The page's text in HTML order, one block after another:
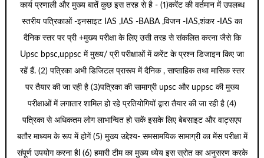
कार्य प्रणाली और मुख्य बातें कुछ इस तरह से है - (1)करेंट की वर्तमान में उपलब्ध
स्तरीय पत्रिकाओं -इनसाइट IAS ,IAS -BABA ,विजन -IAS,शंकर -IAS का
दैनिक स्तर पर प्री +मुख्य परीक्षा के लिए उसी तरह से संकलित करना जैसे कि
Upsc bpsc,uppsc में मुख्य/ प्री परीक्षाओं में करेंट के प्रश्न डिजाइन किए जा
रहें हैं. (2) पत्रिका अभी डिजिटल प्रारूप में दैनिक , साप्ताहिक तथा मासिक स्तर
पर तैयार की जा रही है (3)पत्रिका की सामाग्री upsc और uppsc की मुख्य
परीक्षाओं में लगातार शामिल हो रहे प्रतियोगियों द्वारा तैयार की जा रही है (4)
पत्रिका से अधिकतम लोग लाभान्वित हो सकें इसके लिए बेबसाइट और वाट्सएप
बतौर माध्यम के रूप में होगें (5) मुख्य उद्देश्य- समसामयिक सामाग्री का मेंस परीक्षा में
संपूर्ण उपयोग करना हैl (6) हमारी टीम का मुख्य ध्येय इस स्रोत का अनुसरण करके